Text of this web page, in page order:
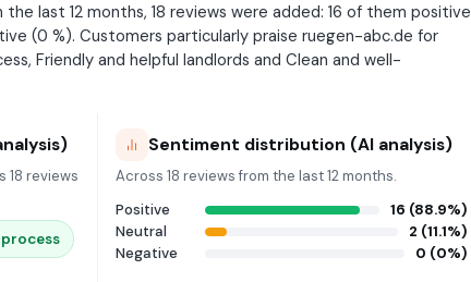
last 12 months, 18 reviews were added: 16 of them positive
(0 %). Customers particularly praise ruegen-abc.de for
Friendly and helpful landlords and Clean and well-
reviews
Sentiment distribution (AI analysis)
Across 18 reviews from the last 12 months.
Positive
16 (88.9%)
Neutral
2 (11.1%)
Negative
0 (0%)